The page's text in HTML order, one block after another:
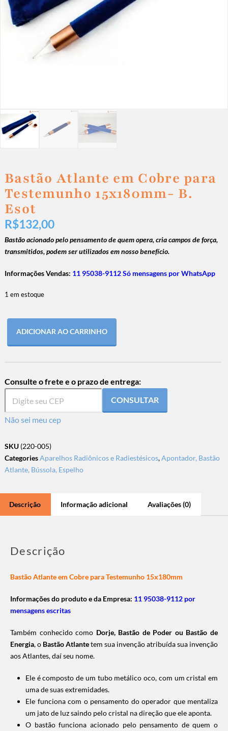
Bastão Atlante em Cobre para
Testemunho 15x180mm- B.
Esot
R$132,00
Bastão acionado pelo pensamento de quem opera, cria campos de força,
transmitidos, podem ser utilizados em nosso benefício.
Informações Vendas: 11 95038-9112 Só mensagens por WhatsApp
1 em estoque
ADICIONAR AO CARRINHO
Consulte o frete e o prazo de entrega:
CONSULTAR
Não sei meu cep
SKU (220-005)
CategoriesAparelhos Radiônicos e Radiestésicos,Apontador, Bastão
Atlante, Bússola, Espelho
Descrição Informação adicional Avaliações (0)
Descrição
Bastão Atlante em Cobre para Testemunho 15x180mm
Informações do produto e da Empresa: 11 95038-9112 por
mensagens escritas
Também conhecido como Dorje, Bastão de Poder ou Bastão de
Energia, o Bastão Atlantetem sua invenção atribuída sua invenção
aos Atlantes, daí seu nome.
Ele é composto de um tubo metálico oco, com um cristal em
uma de suas extremidades.
Ele funciona com o pensamento do operador que mentaliza
um jato de luz saindo pelo cristal na direção que ele aponta.
O bastão funciona acionado pelo pensamento de quem o